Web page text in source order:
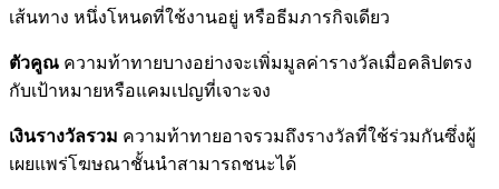
เส้นทาง หนึ่งโหนดที่ใช้งานอยู่ หรือธีมภารกิจเดียว
ตัวคูณ ความท้าทายบางอย่างจะเพิ่มมูลค่ารางวัลเมื่อคลิปตรง
กับเป้าหมายหรือแคมเปญที่เจาะจง
เงินรางวัลรวม ความท้าทายอาจรวมถึงรางวัลที่ใช้ร่วมกันซึ่งผู้
เผยแพร่โฆษณาชั้นนำสามารถชนะได้